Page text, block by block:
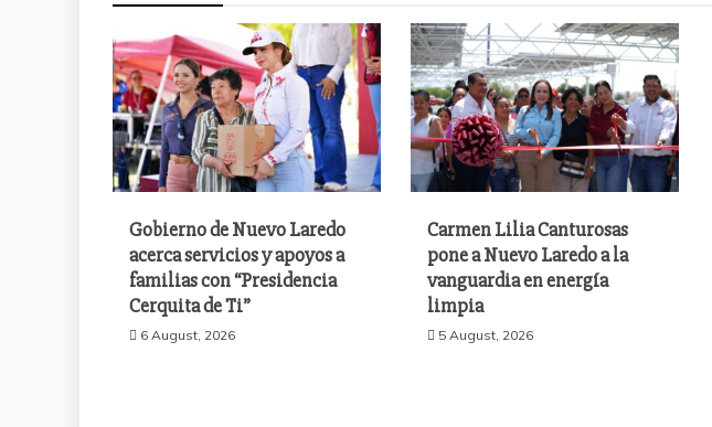
Gobierno de Nuevo Laredo
acerca servicios y apoyos a
familias con “Presidencia
Cerquita de Ti”
6 August, 2026
Carmen Lilia Canturosas
pone a Nuevo Laredo a la
vanguardia en energía
limpia
5 August, 2026